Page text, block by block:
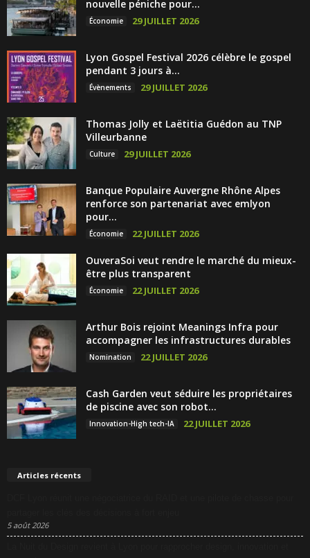
nouvelle péniche pour...
Économie 29 JUILLET 2026
Lyon Gospel Festival 2026 célèbre le gospel
pendant 3 jours à...
Évènements 29 JUILLET 2026
Thomas Jolly et Laëtitia Guédon au TNP
Villeurbanne
Culture 29 JUILLET 2026
Banque Populaire Auvergne Rhône Alpes
renforce son partenariat avec emlyon
pour...
Économie 22 JUILLET 2026
OuveraSoi veut rendre le marché du mieux-
être plus transparent
Économie 22 JUILLET 2026
Arthur Bois rejoint Meanings Infra pour
accompagner les infrastructures durables
Nomination 22 JUILLET 2026
Cash Garden veut séduire les propriétaires
de piscine avec son robot...
Innovation-High tech-IA 22 JUILLET 2026
Articles récents
5 août 2026